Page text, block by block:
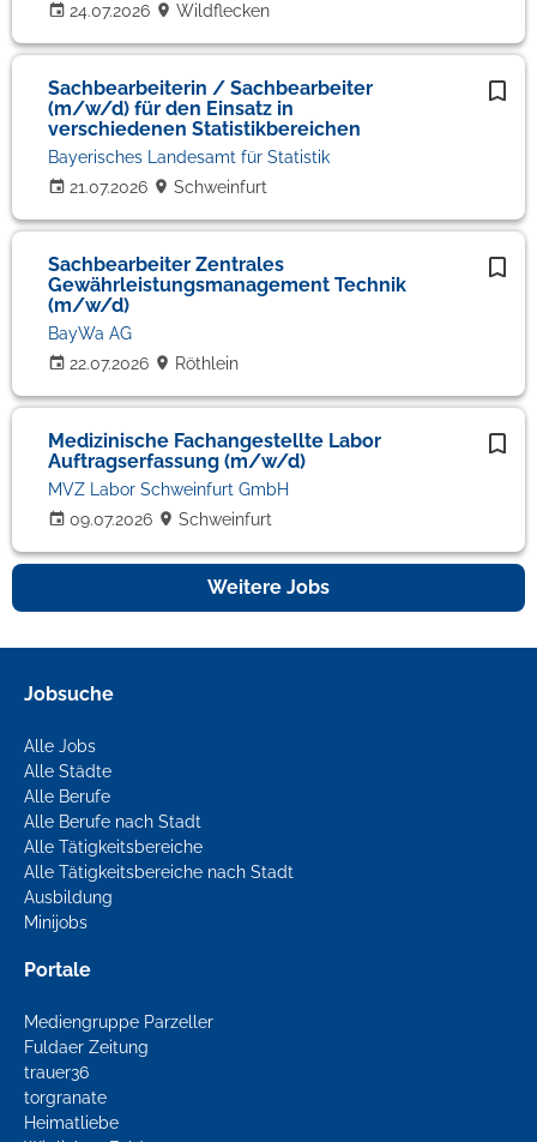
24.07.2026
Wildflecken
Sachbearbeiterin / Sachbearbeiter
(m/w/d) für den Einsatz in
verschiedenen Statistikbereichen
21.07.2026
Bayerisches Landesamt für Statistik
Schweinfurt
Sachbearbeiter Zentrales
Gewährleistungsmanagement Technik
(m/w/d)
22.07.2026
BayWa AG
Röthlein
Medizinische Fachangestellte Labor
Auftragserfassung (m/w/d)
09.07.2026
MVZ Labor Schweinfurt GmbH
Schweinfurt
Weitere Jobs
Jobsuche
Alle Jobs
Alle Städte
Alle Berufe
Alle Berufe nach Stadt
Alle Tätigkeitsbereiche
Alle Tätigkeitsbereiche nach Stadt
Ausbildung
Minijobs
Portale
Mediengruppe Parzeller
Fuldaer Zeitung
trauer36
torgranate
Heimatliebe